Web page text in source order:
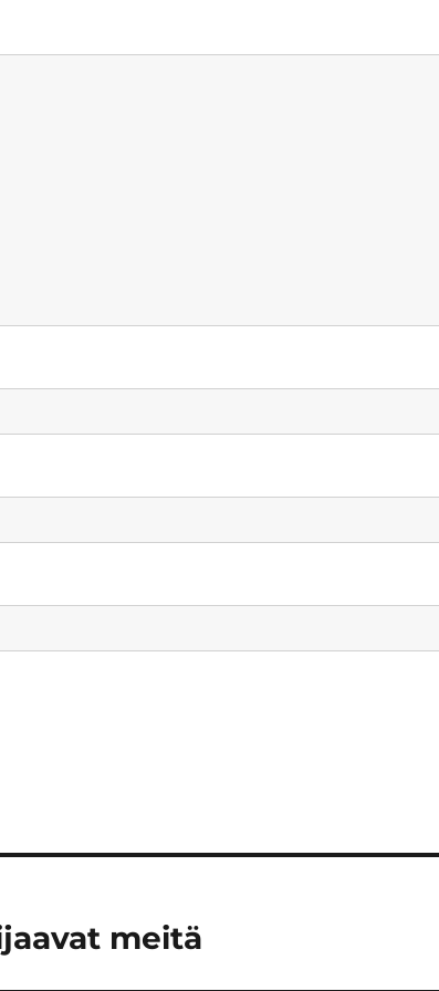
meitä